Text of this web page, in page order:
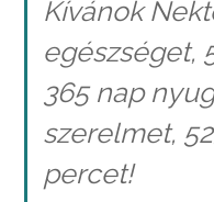
Kívánok
egészséget,
365 nap
szerelmet,
percet!